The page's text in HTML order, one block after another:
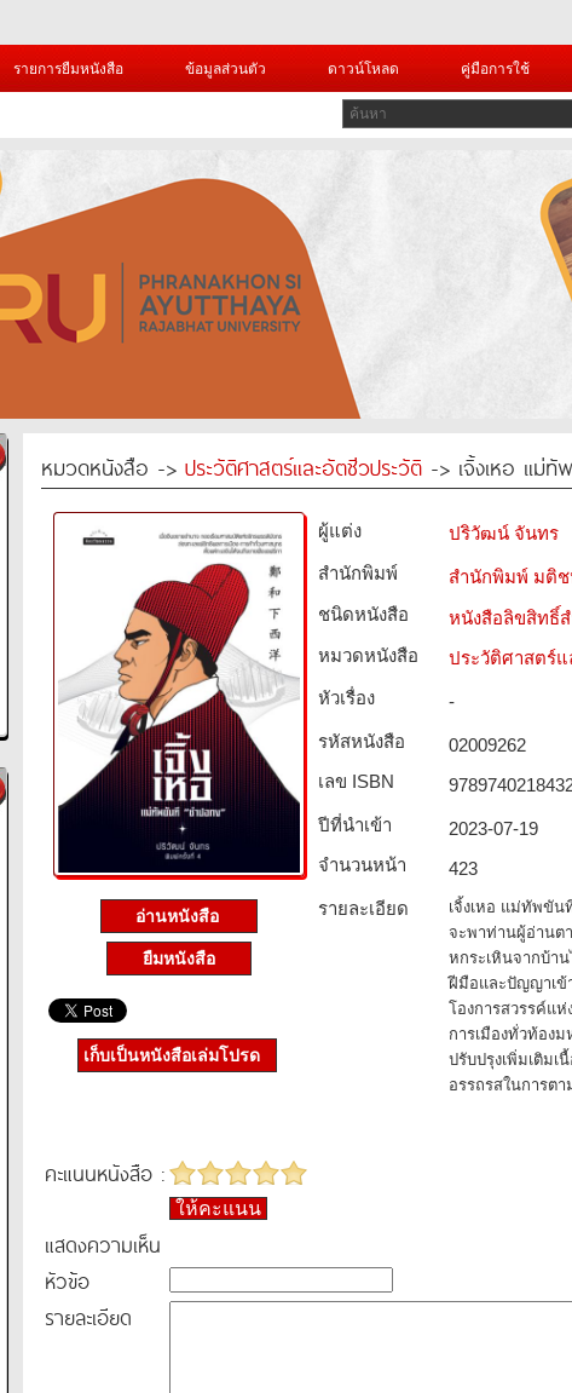
รายการยืมหนังสือ ข้อมูลส่วนตัว ดาวน์โหลด คู่มือการใช้
หมวดหนังสือ -> ประวัติศาสตร์และอัตชีวประวัติ -> เจิ้งเหอ แม่ทั
อ่านหนังสือ
ยืมหนังสือ
ผู้แต่ง
ปริวัฒน์ จันทร
สำนักพิมพ์
สำนักพิมพ์ มติ
ชนิดหนังสือ­
หนังสือลิขสิทธิ์
หมวดหนังสือ­
ประวัติศาสตร์
หัวเรื่อง
-
รหัสหนังสือ­
02009262
เลข ISBN
ปีที่นำเข้า
2023-07-19
จำนวนหน้า
423
รายละเอียด
เจิ้งเหอ แม่ทัพขัน
จะพาท่านผู้อ่านต
หกระเหินจากบ้า
ฝีมือและปัญญาเข้
โองการสวรรค์แ
การเมืองทั่วท้อง
ปรับปรุงเพิ่มเติมเ
อรรถรสในการตา
เก็บเป็นหนังสือเล่มโปรด
คะแนนหนังสือ :
ให้คะแนน
แสดงความเห็น
หัวข้อ
รายละเอียด